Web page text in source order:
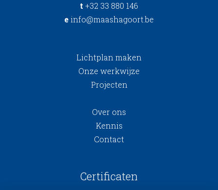
t +32 33 880 146
einfo@maashagoort.be
Lichtplan maken
Onze werkwijze
Projecten
Over ons
Kennis
Contact
Certificaten